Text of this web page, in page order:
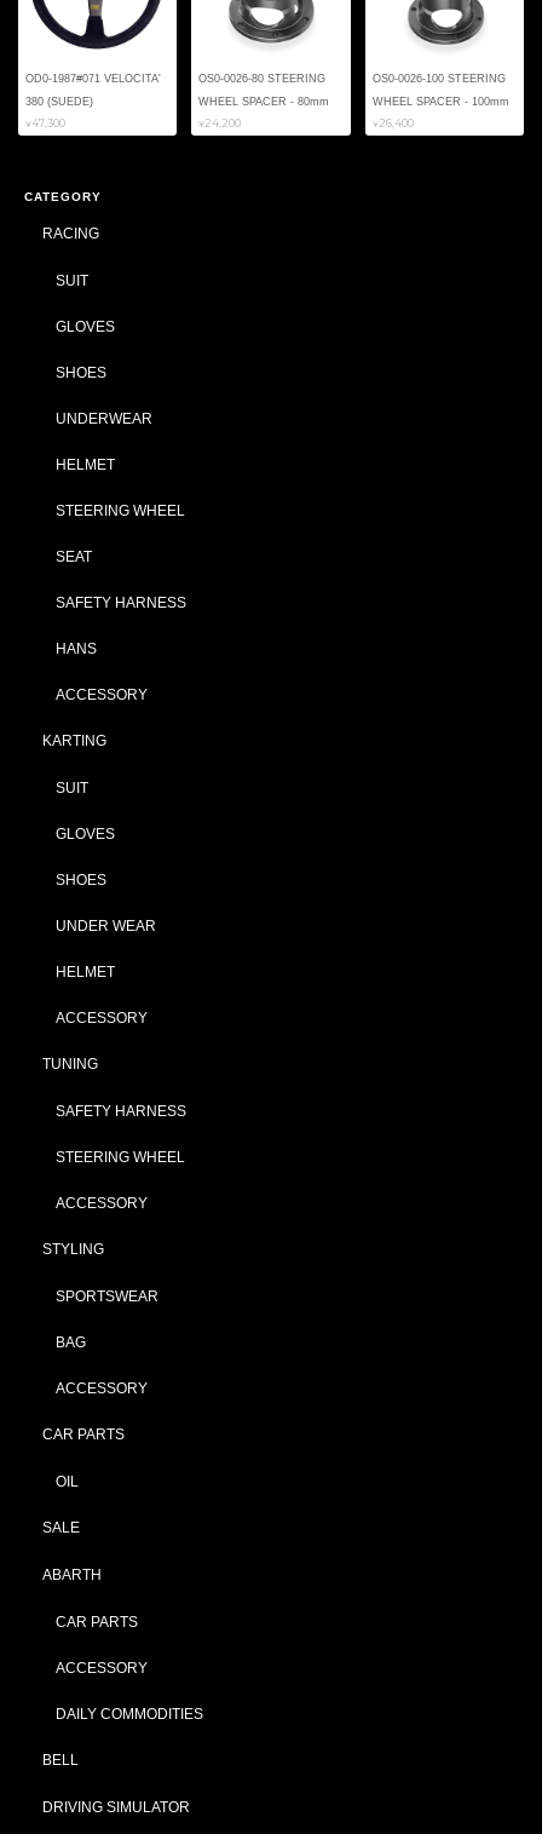
OD0-1987#071 VELOCITA'
380 (SUEDE)
¥47,300
OS0-0026-80 STEERING
WHEEL SPACER - 80mm
¥24,200
OS0-0026-100 STEERING
WHEEL SPACER - 100mm
¥26,400
CATEGORY
RACING
SUIT
GLOVES
SHOES
UNDERWEAR
HELMET
STEERING WHEEL
SEAT
SAFETY HARNESS
HANS
ACCESSORY
KARTING
SUIT
GLOVES
SHOES
UNDER WEAR
HELMET
ACCESSORY
TUNING
SAFETY HARNESS
STEERING WHEEL
ACCESSORY
STYLING
SPORTSWEAR
BAG
ACCESSORY
CAR PARTS
OIL
SALE
ABARTH
CAR PARTS
ACCESSORY
DAILY COMMODITIES
BELL
DRIVING SIMULATOR